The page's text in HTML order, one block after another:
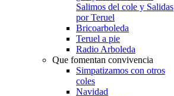
Salimos del cole y Salidas
por Teruel
Bricoarboleda
Teruel a pie
Radio Arboleda
Que fomentan convivencia
Simpatizamos con otros
coles
Navidad